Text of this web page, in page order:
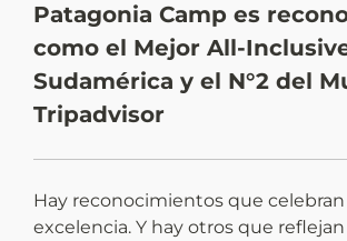
Patagonia Camp es
como el Mejor All-
Sudamérica y el N°2 del
Tripadvisor
Hay reconocimientos que celebran
excelencia. Y hay otros que